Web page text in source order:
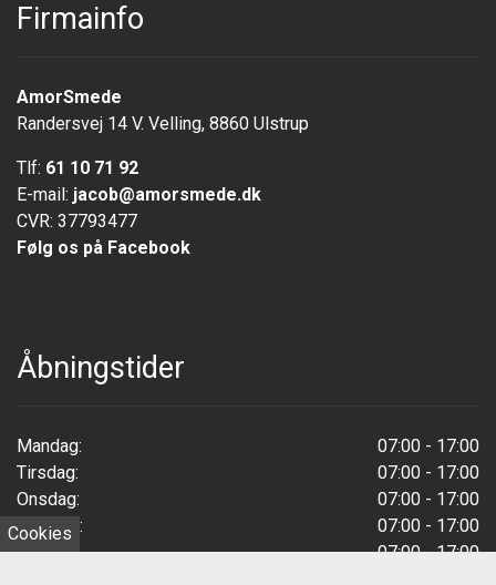
Firmainfo
AmorSmede
Randersvej 14 V. Velling, 8860 Ulstrup
Tlf: 61 10 71 92
E-mail: jacob@amorsmede.dk
CVR: 37793477
Følg os på Facebook
Åbningstider
Mandag:
07:00 - 17:00
Tirsdag:
07:00 - 17:00
Onsdag:
07:00 - 17:00
Torsdag:
07:00 - 17:00
Fredag:
07:00 - 17:00
Cookies